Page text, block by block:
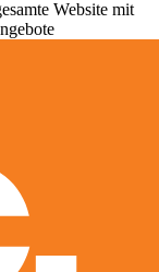
Website mit